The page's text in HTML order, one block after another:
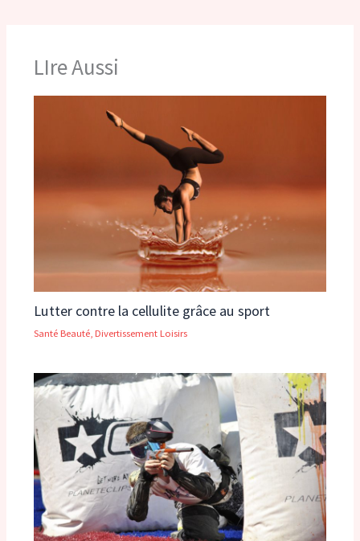
LIre Aussi
Lutter contre la cellulite grâce au sport
Santé Beauté,Divertissement Loisirs